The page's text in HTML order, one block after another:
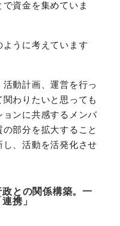
資金を集めていま
うに考えています
活動計画、運営を行っ
わりたいと思っても
ンに共感するメンバ
部分を拡大すること
、活動を活発化させ
との関係構築。一
携」